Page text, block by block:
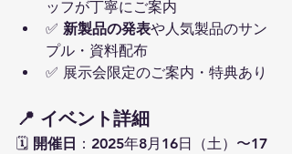
ッフが丁寧にご案内
✅ 新製品の発表や人気製品のサン
プル・資料配布
✅ 展示会限定のご案内・特典あり
📍 イベント詳細
🗓 開催日 ：2025年8月16日（土）〜17